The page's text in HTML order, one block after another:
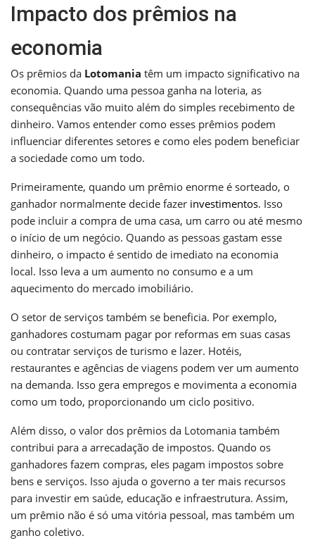
Impacto dos prêmios na
economia
Os prêmios da Lotomania têm um impacto significativo na
economia. Quando uma pessoa ganha na loteria, as
consequências vão muito além do simples recebimento de
dinheiro. Vamos entender como esses prêmios podem
influenciar diferentes setores e como eles podem beneficiar
a sociedade como um todo.
Primeiramente, quando um prêmio enorme é sorteado, o
ganhador normalmente decide fazer investimentos. Isso
pode incluir a compra de uma casa, um carro ou até mesmo
o início de um negócio. Quando as pessoas gastam esse
dinheiro, o impacto é sentido de imediato na economia
local. Isso leva a um aumento no consumo e a um
aquecimento do mercado imobiliário.
O setor de serviços também se beneficia. Por exemplo,
ganhadores costumam pagar por reformas em suas casas
ou contratar serviços de turismo e lazer. Hotéis,
restaurantes e agências de viagens podem ver um aumento
na demanda. Isso gera empregos e movimenta a economia
como um todo, proporcionando um ciclo positivo.
Além disso, o valor dos prêmios da Lotomania também
contribui para a arrecadação de impostos. Quando os
ganhadores fazem compras, eles pagam impostos sobre
bens e serviços. Isso ajuda o governo a ter mais recursos
para investir em saúde, educação e infraestrutura. Assim,
um prêmio não é só uma vitória pessoal, mas também um
ganho coletivo.